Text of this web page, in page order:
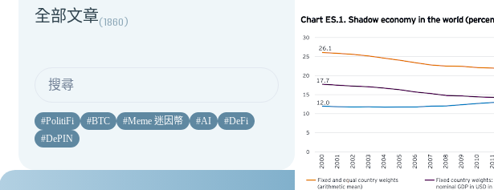
全部文章(1860)
#PolitiFi #BTC #Meme 迷因幣 #AI #DeFi
#DePIN